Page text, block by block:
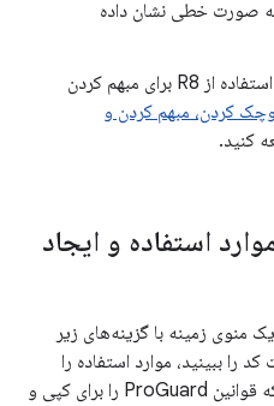
صورت خطی نشان داده
برای اطلاعات بیشتر در مورد استفاده از R8 برای مبهم کردن
کردن، مبهم کردن و
کنید.
استفاده و ایجاد
منوی زمینه با گزینه‌های زیر
را ببینید، موارد استفاده را
بیابید، و گفتگویی را نشان می‌دهد که قوانین ProGuard را برای کپی و